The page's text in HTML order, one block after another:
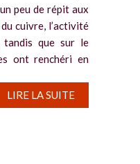
peu de répit aux
cuivre, l’activité
tandis que sur le
ont renchéri en
LIRE LA SUITE